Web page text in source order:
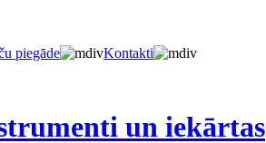
piegāde Kontakti
un iekārtas